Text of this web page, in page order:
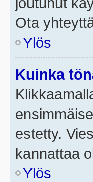
Ota
Ylös
Kuinka
estetty.
kannattaa
Ylös